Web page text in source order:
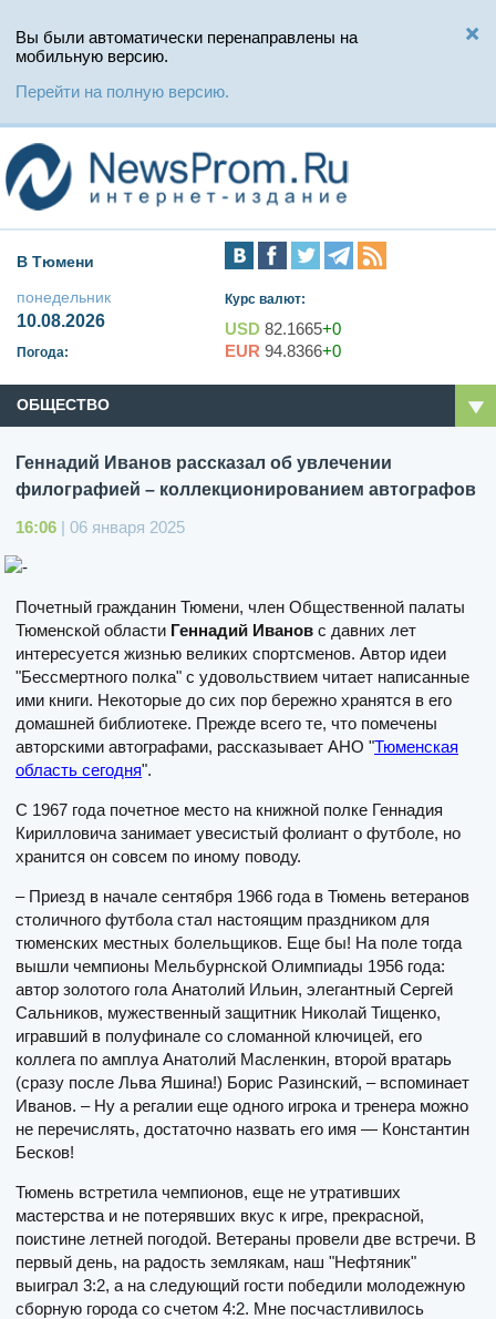
Вы были автоматически перенаправлены на
мобильную версию.
Перейти на полную версию.
В Тюмени
понедельник
10.08.2026
Погода:
Курс валют:
USD 82.1665+0
EUR 94.8366+0
ОБЩЕСТВО
Геннадий Иванов рассказал об увлечении
филографией – коллекционированием автографов
16:06 | 06 января 2025
Почетный гражданин Тюмени, член Общественной палаты
Тюменской области Геннадий Иванов с давних лет
интересуется жизнью великих спортсменов. Автор идеи
"Бессмертного полка" с удовольствием читает написанные
ими книги. Некоторые до сих пор бережно хранятся в его
домашней библиотеке. Прежде всего те, что помечены
авторскими автографами, рассказывает АНО "Тюменская
область сегодня".
С 1967 года почетное место на книжной полке Геннадия
Кирилловича занимает увесистый фолиант о футболе, но
хранится он совсем по иному поводу.
– Приезд в начале сентября 1966 года в Тюмень ветеранов
столичного футбола стал настоящим праздником для
тюменских местных болельщиков. Еще бы! На поле тогда
вышли чемпионы Мельбурнской Олимпиады 1956 года:
автор золотого гола Анатолий Ильин, элегантный Сергей
Сальников, мужественный защитник Николай Тищенко,
игравший в полуфинале со сломанной ключицей, его
коллега по амплуа Анатолий Масленкин, второй вратарь
(сразу после Льва Яшина!) Борис Разинский, – вспоминает
Иванов. – Ну а регалии еще одного игрока и тренера можно
не перечислять, достаточно назвать его имя — Константин
Бесков!
Тюмень встретила чемпионов, еще не утративших
мастерства и не потерявших вкус к игре, прекрасной,
поистине летней погодой. Ветераны провели две встречи. В
первый день, на радость землякам, наш "Нефтяник"
выиграл 3:2, а на следующий гости победили молодежную
сборную города со счетом 4:2. Мне посчастливилось